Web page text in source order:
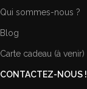
Qui sommes-nous ?
Blog
Carte cadeau (à venir)
CONTACTEZ-NOUS !